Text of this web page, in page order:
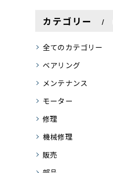
カテゴリー
全てのカテゴリー
ベアリング
メンテナンス
モーター
修理
機械修理
販売